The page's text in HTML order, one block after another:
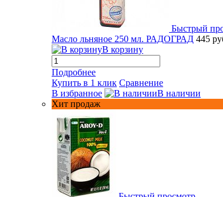
Быстрый
Масло льняное 250 мл. РАДОГРАД 445
В корзину
Подробнее
Купить в 1 клик Сравнение
В избранное
В наличии
Хит продаж